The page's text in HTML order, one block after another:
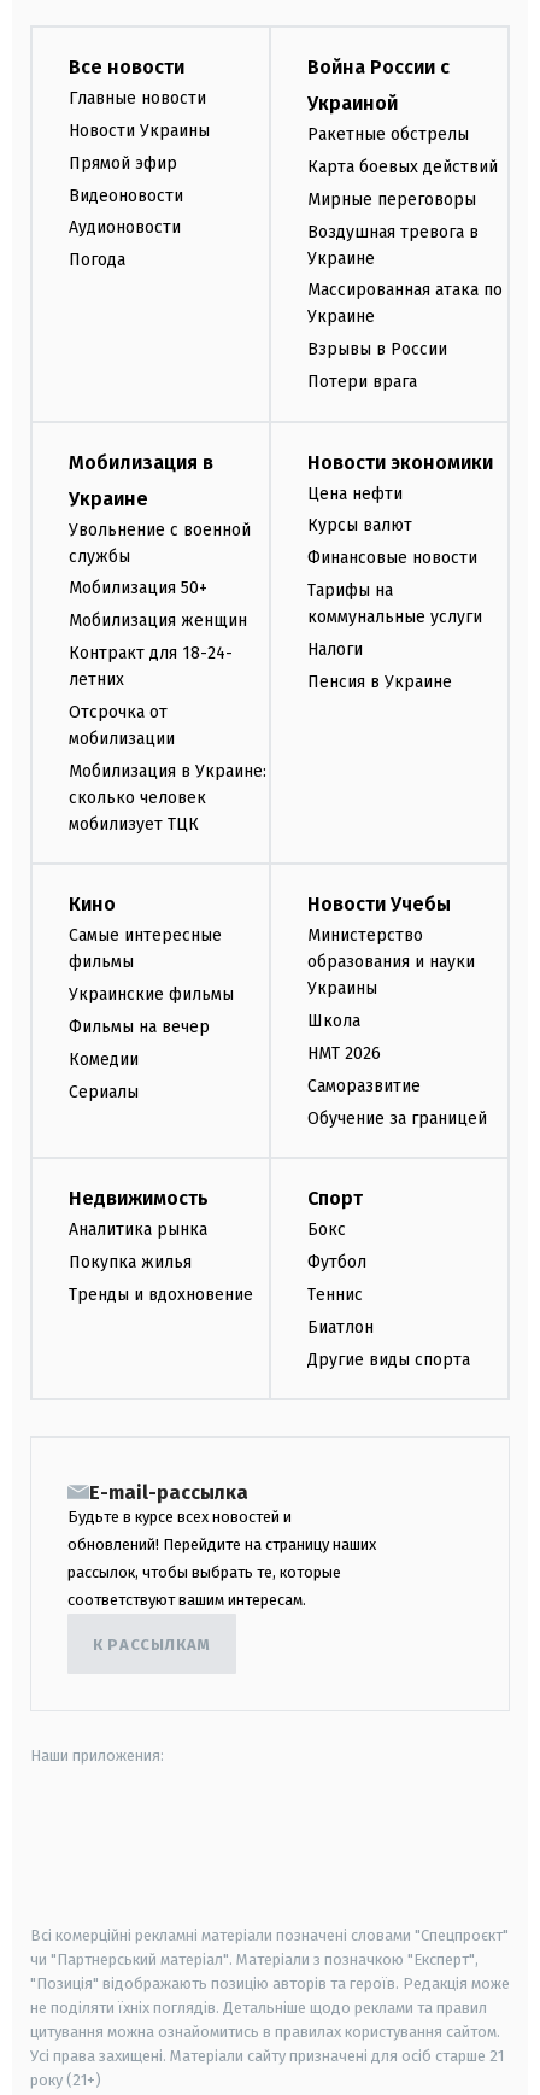
Все новости
Главные новости
Новости Украины
Прямой эфир
Видеоновости
Аудионовости
Погода
Война России с
Украиной
Ракетные обстрелы
Карта боевых действий
Мирные переговоры
Воздушная тревога в
Украине
Массированная атака по
Украине
Взрывы в России
Потери врага
Мобилизация в
Украине
Увольнение с военной
службы
Мобилизация 50+
Мобилизация женщин
Контракт для 18-24-
летних
Отсрочка от
мобилизации
Мобилизация в Украине:
сколько человек
мобилизует ТЦК
Новости экономики
Цена нефти
Курсы валют
Финансовые новости
Тарифы на
коммунальные услуги
Налоги
Пенсия в Украине
Кино
Самые интересные
фильмы
Украинские фильмы
Фильмы на вечер
Комедии
Сериалы
Новости Учебы
Министерство
образования и науки
Украины
Школа
НМТ 2026
Саморазвитие
Обучение за границей
Недвижимость
Аналитика рынка
Покупка жилья
Тренды и вдохновение
Спорт
Бокс
Футбол
Теннис
Биатлон
Другие виды спорта
E-mail-рассылка
Будьте в курсе всех новостей и
обновлений! Перейдите на страницу наших
рассылок, чтобы выбрать те, которые
соответствуют вашим интересам.
К РАССЫЛКАМ
Наши приложения:
Всі комерційні рекламні матеріали позначені словами "Спецпроєкт"
чи "Партнерський матеріал". Матеріали з позначкою "Експерт",
"Позиція" відображають позицію авторів та героїв. Редакція може
не поділяти їхніх поглядів. Детальніше щодо реклами та правил
цитування можна ознайомитись в правилах користування сайтом.
Усі права захищені. Матеріали сайту призначені для осіб старше 21
року (21+)